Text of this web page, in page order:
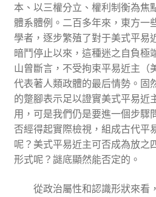
本、以三權分立、權利制衡為焦
體系體例。二百多年來，東方一
學者，逐步繁殖了對于美式平易
暗鬥停止以來，這種迷之自負極
山曾斷言，不受拘束平易近主（
代表著人類政體的最后情勢。固
的蹩腳表示足以證實美式平易近
用，可是我們仍是要進一個步驟
否經得起實際檢視，組成古代平
呢？美式平易近主可否成為放之
形式呢？謎底顯然能否定的。
從政治屬性和認識形狀來看